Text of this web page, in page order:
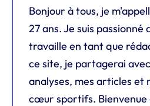
Bonjour à tous, je
27 ans. Je suis passionné
travaille en tant que
ce site, je partagerai
analyses, mes articles et
cœur sportifs. Bienvenue